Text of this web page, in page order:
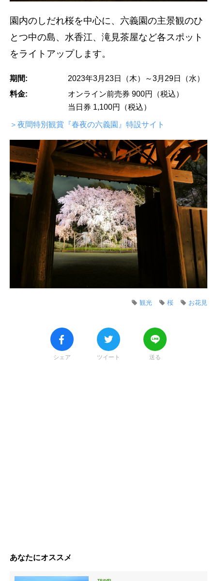
園内のしだれ桜を中心に、六義園の主景観のひ
とつ中の島、水香江、滝見茶屋など各スポット
をライトアップします。
期間:
2023年3月23日（木）～3月29日（水）
料金:
オンライン前売券 900円（税込）
当日券 1,100円（税込）
＞夜間特別観賞『春夜の六義園』特設サイト
お花見
桜
観光
シェア ツイート 送る
あなたにオススメ